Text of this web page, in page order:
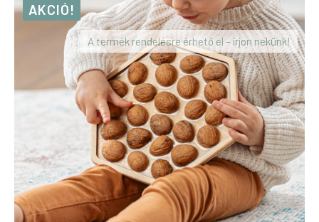
AKCIÓ!
A termék rendelésre érhető el – írjon nekünk!